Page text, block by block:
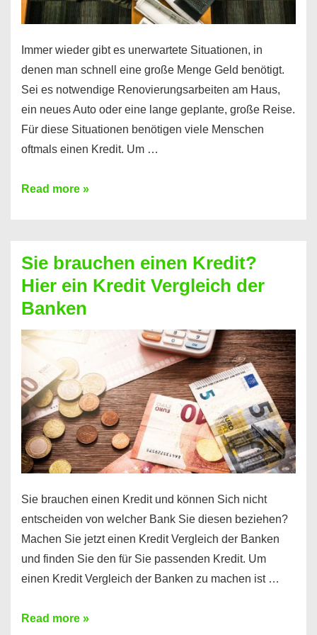
Immer wieder gibt es unerwartete Situationen, in
denen man schnell eine große Menge Geld benötigt.
Sei es notwendige Renovierungsarbeiten am Haus,
ein neues Auto oder eine lange geplante, große Reise.
Für diese Situationen benötigen viele Menschen
oftmals einen Kredit. Um …
Brauchen
Summe
Geld?
Hier
einen
10000
Euro
Kredit
finden
Read more »
Sie brauchen einen Kredit?
Hier ein Kredit Vergleich der
Banken
Sie brauchen einen Kredit und können Sich nicht
entscheiden von welcher Bank Sie diesen beziehen?
Machen Sie jetzt einen Kredit Vergleich der Banken
und finden Sie den für Sie passenden Kredit. Um
einen Kredit Vergleich der Banken zu machen ist …
Sie
Read more »